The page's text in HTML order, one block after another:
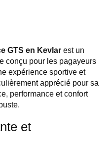
GTS en Kevlar est un
conçu pour les pagayeurs
expérience sportive et
apprécié pour sa
performance et confort
et